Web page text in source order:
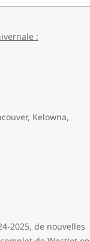
:
Kelowna,
2025, de nouvelles